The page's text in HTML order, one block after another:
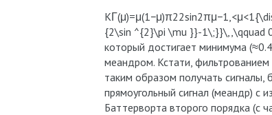
{2\sin ^{2}\pi \mu }}-1\;}}\,,\qquad
который достигает минимума
меандром. Кстати,
таким образом получать
прямоугольный сигнал (меандр) с
Баттерворта второго порядка (с